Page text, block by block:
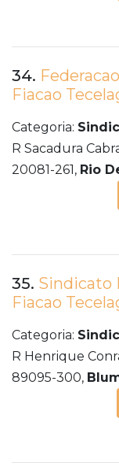
34.
Fiacao
Categoria:
R Sacadura
20081-261, Rio
35. Sindicato
Fiacao
Categoria:
R Henrique
89095-300,